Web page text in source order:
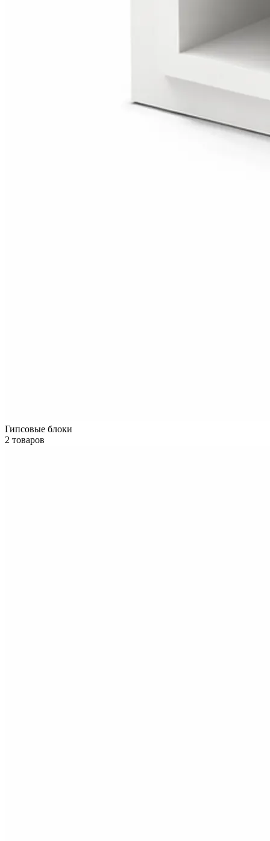
Гипсовые блоки
2 товаров